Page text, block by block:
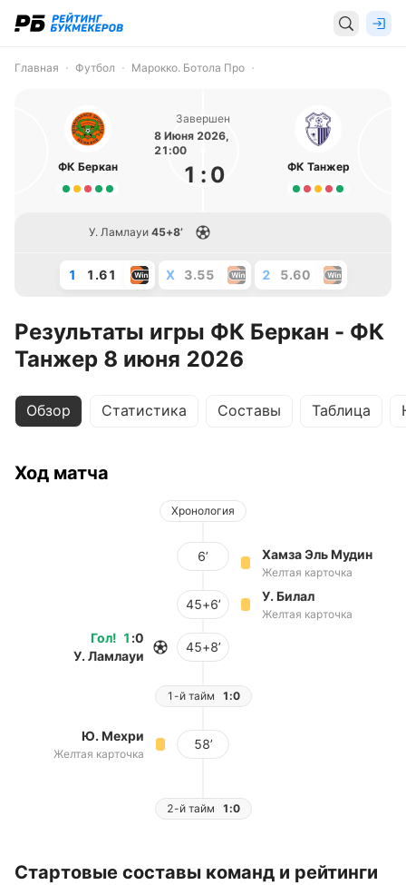
Главная Футбол Марокко. Ботола Про
ФК Беркан
Завершен
8 Июня 2026,
21:00
1 : 0 ФК Танжер
У. Ламлауи 45+8’
1 1.61 X 3.55 2 5.60
Результаты игры ФК Беркан - ФК
Танжер 8 июня 2026
Обзор Статистика Составы Таблица
Ход матча
Хронология
6’ Хамза Эль Мудин
Желтая карточка
45+6’
У. Билал
Желтая карточка
Гол! 1 :0
У. Ламлауи
45+8’
1-й тайм 1:0
Ю. Мехри
Желтая карточка
58’
2-й тайм 1:0
Стартовые составы команд и рейтинги